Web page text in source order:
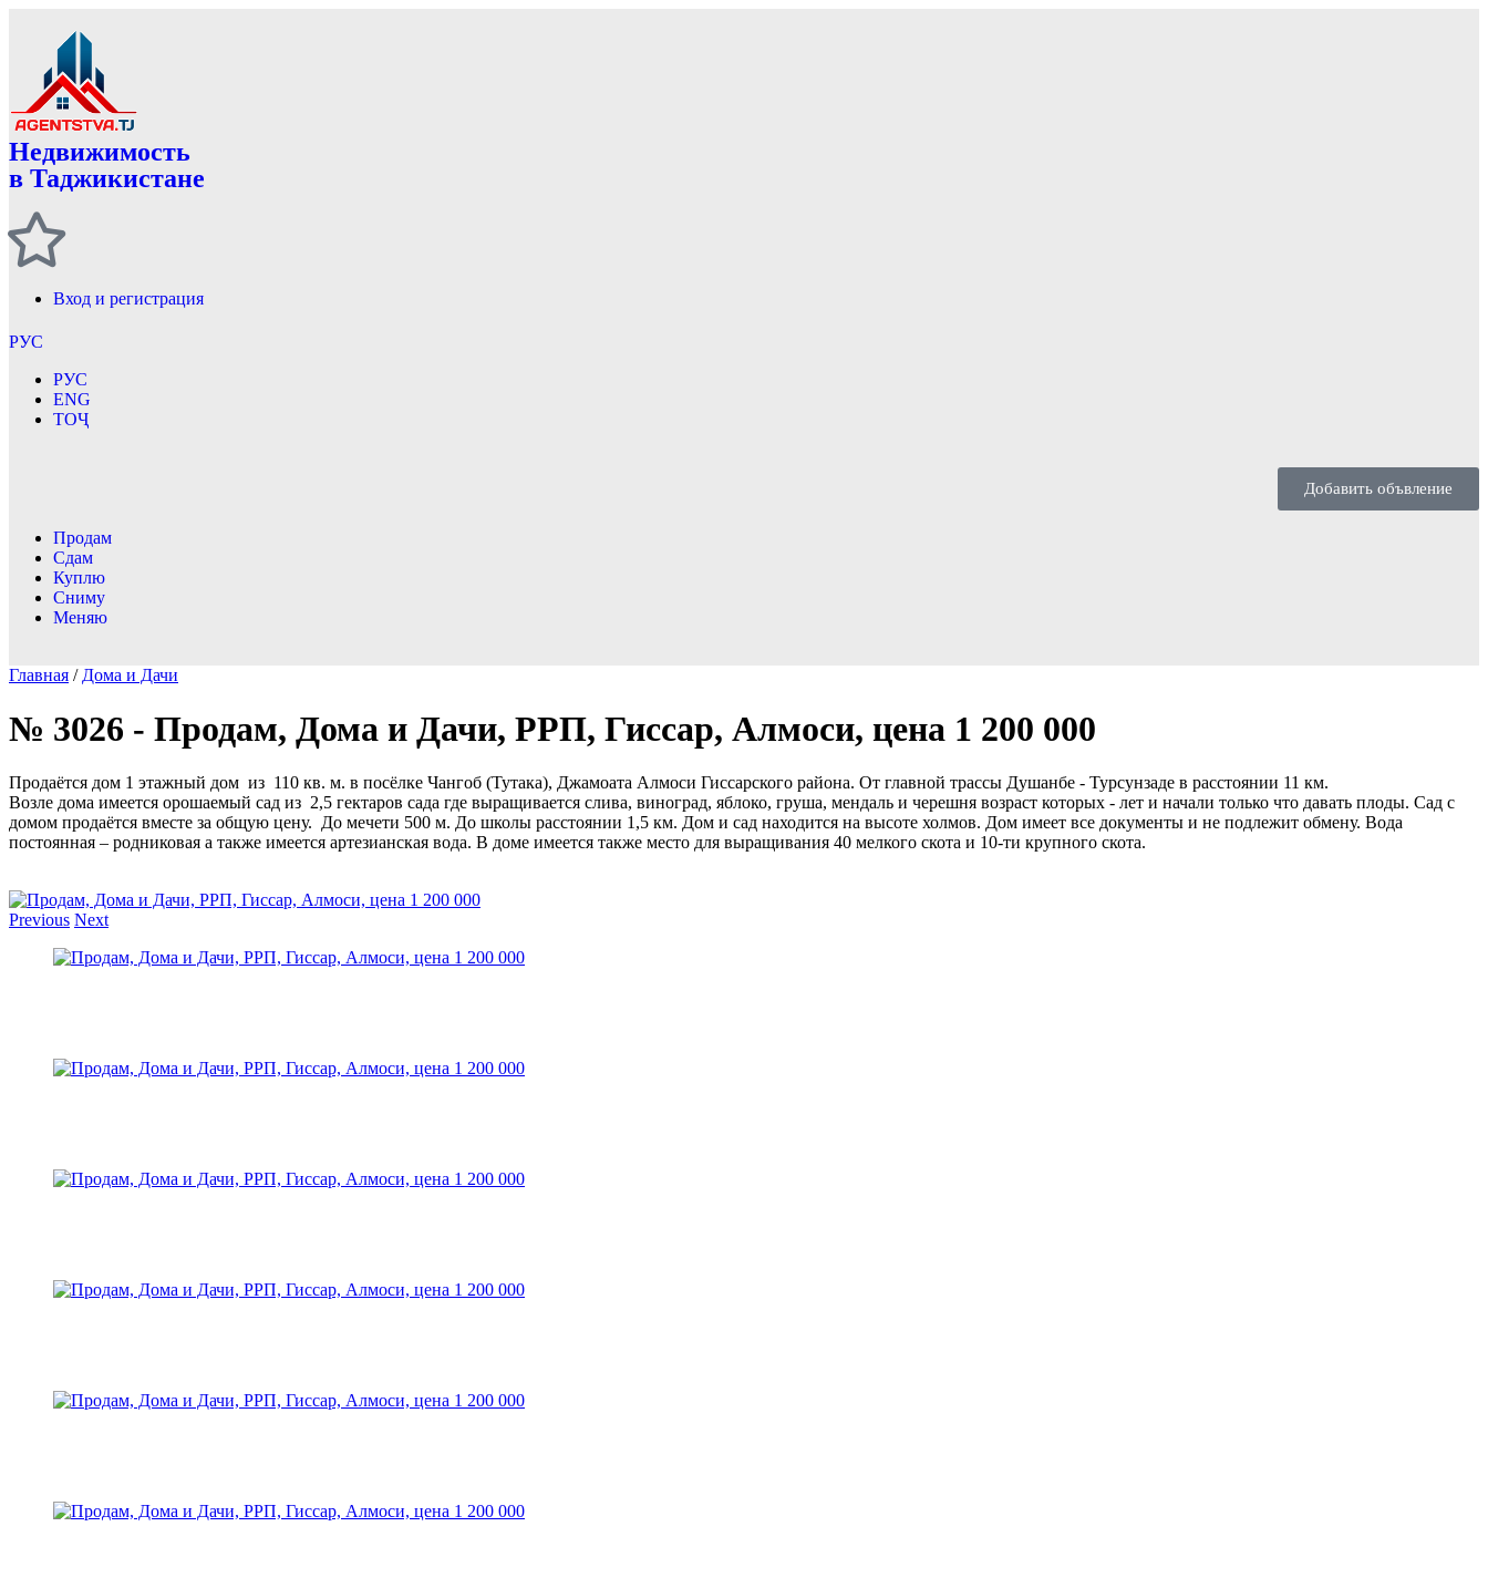
Недвижимость
в Таджикистане
Вход и регистрация
РУС
РУС
ENG
ТОҶ
Добавить объвление
Продам
Сдам
Куплю
Сниму
Меняю
Главная / Дома и Дачи
№ 3026 - Продам, Дома и Дачи, РРП, Гиссар, Алмоси, цена 1 200 000
Продаётся дом 1 этажный дом из 110 кв. м. в посёлке Чангоб (Тутака), Джамоата Алмоси Гиссарского района. От главной трассы Душанбе - Турсунзаде в расстоянии 11 км.
Возле дома имеется орошаемый сад из 2,5 гектаров сада где выращивается слива, виноград, яблоко, груша, мендаль и черешня возраст которых - лет и начали только что давать плоды. Сад с
домом продаётся вместе за общую цену. До мечети 500 м. До школы расстоянии 1,5 км. Дом и сад находится на высоте холмов. Дом имеет все документы и не подлежит обмену. Вода
постоянная – родниковая а также имеется артезианская вода. В доме имеется также место для выращивания 40 мелкого скота и 10-ти крупного скота.
Previous Next